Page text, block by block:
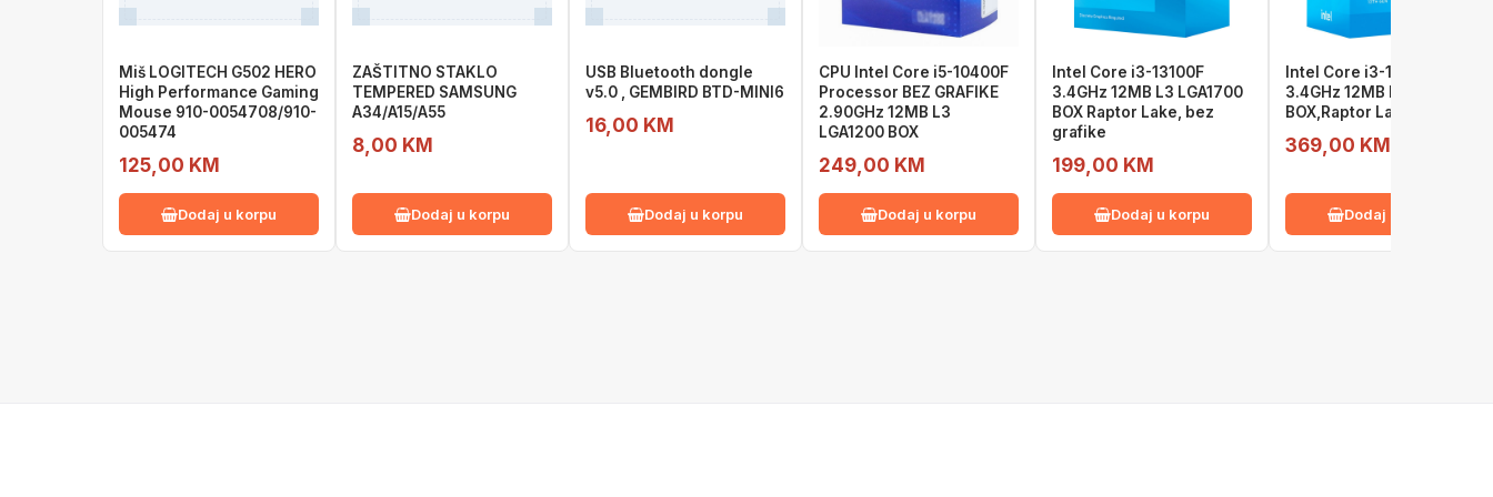
Miš LOGITECH G502 HERO
High Performance Gaming
Mouse 910-0054708/910-
005474
125,00 KM
Dodaj u korpu
ZAŠTITNO STAKLO
TEMPERED SAMSUNG
A34/A15/A55
8,00 KM
Dodaj u korpu
USB Bluetooth dongle
v5.0 , GEMBIRD BTD-MINI6
16,00 KM
Dodaj u korpu
CPU Intel Core i5-10400F
Processor BEZ GRAFIKE
2.90GHz 12MB L3
LGA1200 BOX
249,00 KM
Dodaj u korpu
Intel Core i3-13100F
3.4GHz 12MB L3 LGA1700
BOX Raptor Lake, bez
grafike
199,00 KM
Dodaj u korpu
Intel Core i3-13100
3.4GHz 12MB L3 LGA1700
BOX,Raptor Lake
369,00 KM
Dodaj u korpu